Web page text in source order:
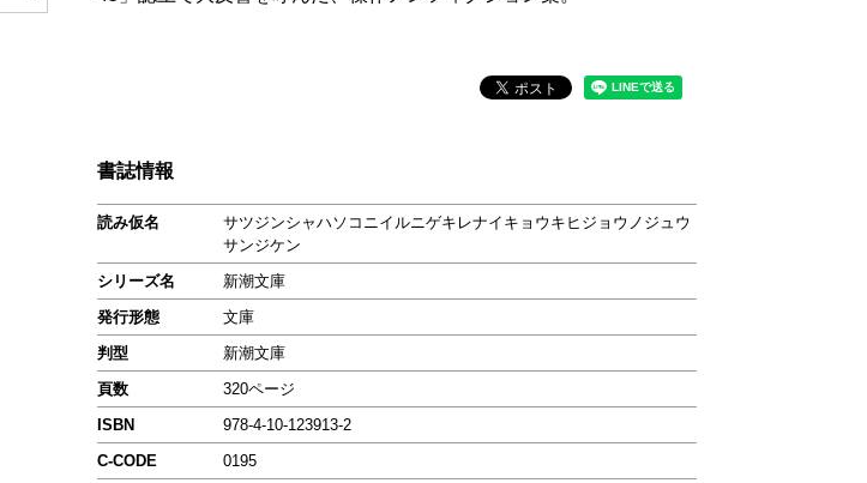
書誌情報
読み仮名
サツジンシャハソコニイルニゲキレナイキョウキヒジョウノジュウ
サンジケン
シリーズ名
新潮文庫
発行形態
文庫
判型
新潮文庫
頁数
320ページ
ISBN
978-4-10-123913-2
C-CODE
0195